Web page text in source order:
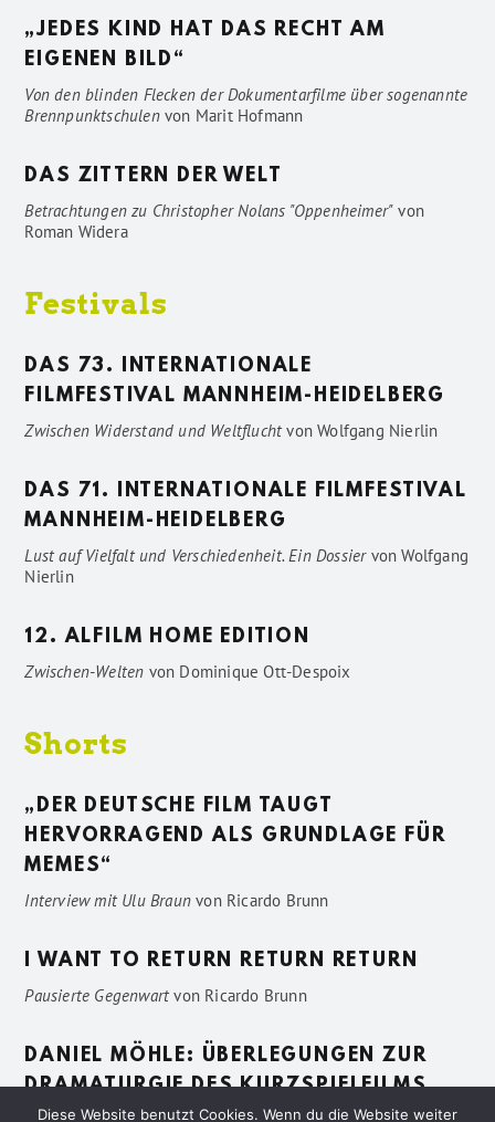
„JEDES KIND HAT DAS RECHT AM
EIGENEN BILD“
Von den blinden Flecken der Dokumentarfilme über sogenannte
Brennpunktschulenvon Marit Hofmann
DAS ZITTERN DER WELT
Betrachtungen zu Christopher Nolans "Oppenheimer" von
Roman Widera
Festivals
DAS 73. INTERNATIONALE
FILMFESTIVAL MANNHEIM-HEIDELBERG
Zwischen Widerstand und WeltfluchtvonWolfgang Nierlin
DAS 71. INTERNATIONALE FILMFESTIVAL
MANNHEIM-HEIDELBERG
Lust auf Vielfalt und Verschiedenheit. Ein DossiervonWolfgang
Nierlin
12. ALFILM HOME EDITION
Zwischen-Welten von Dominique Ott-Despoix
Shorts
„DER DEUTSCHE FILM TAUGT
HERVORRAGEND ALS GRUNDLAGE FÜR
MEMES“
Interview mit Ulu Braun von Ricardo Brunn
I WANT TO RETURN RETURN RETURN
Pausierte Gegenwartvon Ricardo Brunn
DANIEL MÖHLE: ÜBERLEGUNGEN ZUR
DRAMATURGIE DES KURZSPIELFILMS
Diese Website benutzt Cookies. Wenn du die Website weiter